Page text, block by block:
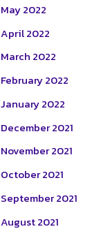
May 2022
April 2022
March 2022
February 2022
January 2022
December 2021
November 2021
October 2021
September 2021
August 2021